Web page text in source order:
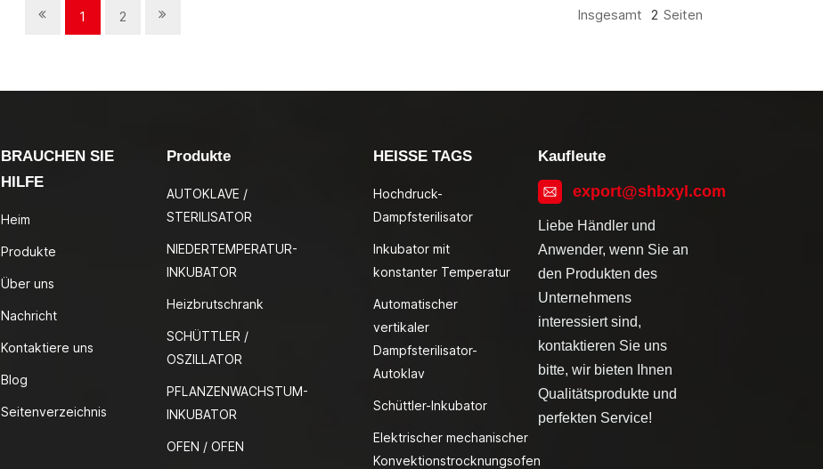
1 2 Insgesamt 2 Seiten
BRAUCHEN SIE
HILFE
Heim
Produkte
Über uns
Nachricht
Kontaktiere uns
Blog
Seitenverzeichnis
Produkte
AUTOKLAVE /
STERILISATOR
NIEDERTEMPERATUR-
INKUBATOR
Heizbrutschrank
SCHÜTTLER /
OSZILLATOR
PFLANZENWACHSTUM-
INKUBATOR
OFEN / OFEN
HEISSE TAGS
Hochdruck-
Dampfsterilisator
Inkubator mit
konstanter Temperatur
Automatischer
vertikaler
Dampfsterilisator-
Autoklav
Schüttler-Inkubator
Elektrischer mechanischer
Konvektionstrocknungsofen
Kaufleute
export@shbxyl.com
Liebe Händler und
Anwender, wenn Sie an
den Produkten des
Unternehmens
interessiert sind,
kontaktieren Sie uns
bitte, wir bieten Ihnen
Qualitätsprodukte und
perfekten Service!